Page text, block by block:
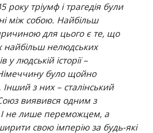
року тріумф і трагедія були
між собою. Найбільш
для цього є те, що
найбільш нелюдських
у людській історії –
Німеччину було щойно
з них – сталінський
виявився одним з
не лише переможцем, а
свою імперію за будь-які